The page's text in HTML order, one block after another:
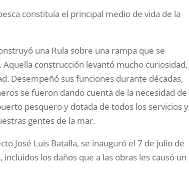
constituía el principal medio de vida de la
una Rula sobre una rampa que se
construcción levantó mucho curiosidad,
Desempeñó sus funciones durante décadas,
se fueron dando cuenta de la necesidad de
pesquero y dotada de todos los servicios y
gentes de la mar.
José Luis Batalla, se inauguró el 7 de julio de
los daños que a las obras les causó un